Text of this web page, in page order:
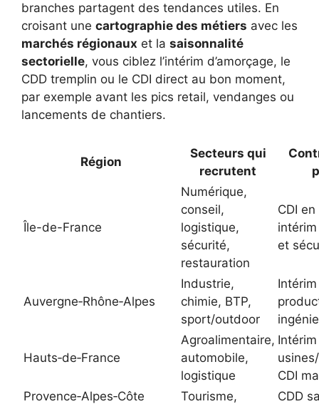
branches partagent des tendances utiles. En
croisant une cartographie des métiers avec les
marchés régionaux et la saisonnalité
sectorielle, vous ciblez l’intérim d’amorçage, le
CDD tremplin ou le CDI direct au bon moment,
par exemple avant les pics retail, vendanges ou
lancements de chantiers.
Région
Secteurs qui
recrutent
Île-de-France
Numérique,
conseil,
logistique,
sécurité,
restauration
CDI
et
Auvergne‑Rhône‑Alpes
Industrie,
chimie, BTP,
sport/outdoor
Hauts‑de‑France
Agroalimentaire,
automobile,
logistique
CDI
Provence‑Alpes‑Côte
Tourisme,
CDD